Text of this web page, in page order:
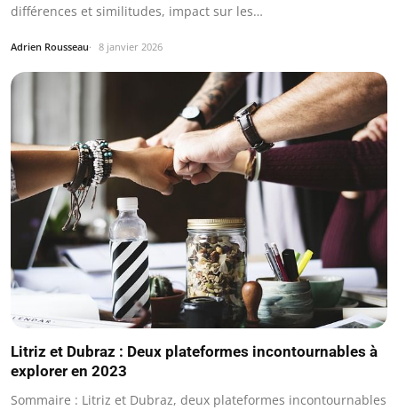
différences et similitudes, impact sur les…
Adrien Rousseau 8 janvier 2026
Litriz et Dubraz : Deux plateformes incontournables à
explorer en 2023
Sommaire : Litriz et Dubraz, deux plateformes incontournables